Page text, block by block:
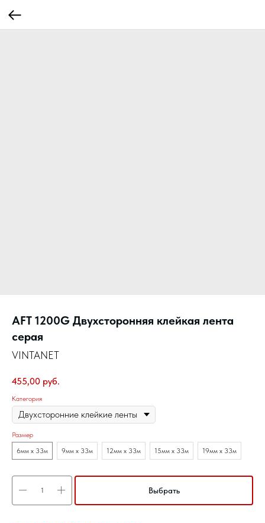
AFT 1200G Двухсторонняя клейкая лента
серая
VINTANET
455,00 руб.
Категория
Размер
6мм х 33м
9мм х 33м 12мм х 33м 15мм х 33м 19мм х 33м
Выбрать